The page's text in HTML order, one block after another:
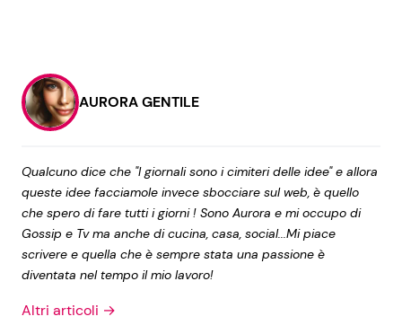
AURORA GENTILE
Qualcuno dice che "I giornali sono i cimiteri delle idee" e allora
queste idee facciamole invece sbocciare sul web, è quello
che spero di fare tutti i giorni ! Sono Aurora e mi occupo di
Gossip e Tv ma anche di cucina, casa, social...Mi piace
scrivere e quella che è sempre stata una passione è
diventata nel tempo il mio lavoro!
Altri articoli →